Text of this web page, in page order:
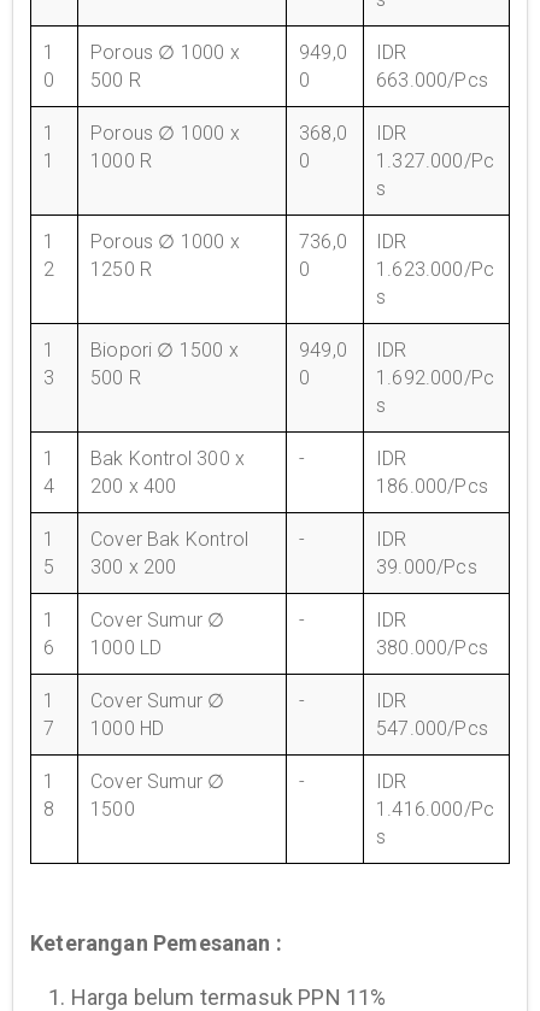
1
0
Porous ∅ 1000 x
500 R
949,0
0
IDR
663.000/Pcs
1
1
Porous ∅ 1000 x
1000 R
368,0
0
IDR
1.327.000/Pc
s
1
2
Porous ∅ 1000 x
1250 R
736,0
0
IDR
1.623.000/Pc
s
1
3
Biopori ∅ 1500 x
500 R
949,0
0
IDR
1.692.000/Pc
s
1
4
Bak Kontrol 300 x
200 x 400
-
IDR
186.000/Pcs
1
5
Cover Bak Kontrol
300 x 200
-
IDR
39.000/Pcs
1
6
Cover Sumur ∅
1000 LD
-
IDR
380.000/Pcs
1
7
Cover Sumur ∅
1000 HD
-
IDR
547.000/Pcs
1
8
Cover Sumur ∅
1500
-
IDR
1.416.000/Pc
s
Keterangan Pemesanan :
1. Harga belum termasuk PPN 11%